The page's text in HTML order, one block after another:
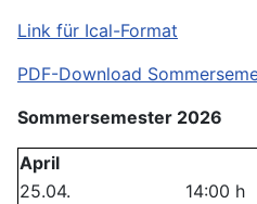
Link für Ical-Format
PDF-Download
Sommersemester 2026
April
25.04.
14:00 h